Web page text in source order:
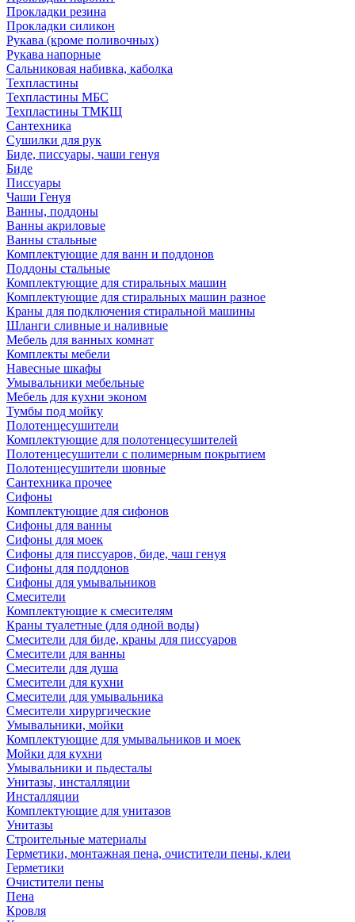
Прокладки резина
Прокладки силикон
Рукава (кроме поливочных)
Рукава напорные
Сальниковая набивка, каболка
Техпластины
Техпластины МБС
Техпластины ТМКЩ
Сантехника
Сушилки для рук
Биде, писсуары, чаши генуя
Биде
Писсуары
Чаши Генуя
Ванны, поддоны
Ванны акриловые
Ванны стальные
Комплектующие для ванн и поддонов
Поддоны стальные
Комплектующие для стиральных машин
Комплектующие для стиральных машин разное
Краны для подключения стиральной машины
Шланги сливные и наливные
Мебель для ванных комнат
Комплекты мебели
Навесные шкафы
Умывальники мебельные
Мебель для кухни эконом
Тумбы под мойку
Полотенцесушители
Комплектующие для полотенцесушителей
Полотенцесушители с полимерным покрытием
Полотенцесушители шовные
Сантехника прочее
Сифоны
Комплектующие для сифонов
Сифоны для ванны
Сифоны для моек
Сифоны для писсуаров, биде, чаш генуя
Сифоны для поддонов
Сифоны для умывальников
Смесители
Комплектующие к смесителям
Краны туалетные (для одной воды)
Смесители для биде, краны для писсуаров
Смесители для ванны
Смесители для душа
Смесители для кухни
Смесители для умывальника
Смесители хирургические
Умывальники, мойки
Комплектующие для умывальников и моек
Мойки для кухни
Умывальники и пьдесталы
Унитазы, инсталляции
Инсталляции
Комплектующие для унитазов
Унитазы
Строительные материалы
Герметики, монтажная пена, очистители пены, клеи
Герметики
Очистители пены
Пена
Кровля